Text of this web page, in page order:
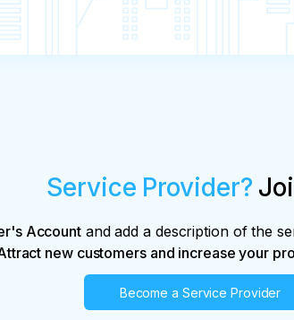
Service Provider?
Accountand add a description of the
new customers and increase your
Become a Service Provider